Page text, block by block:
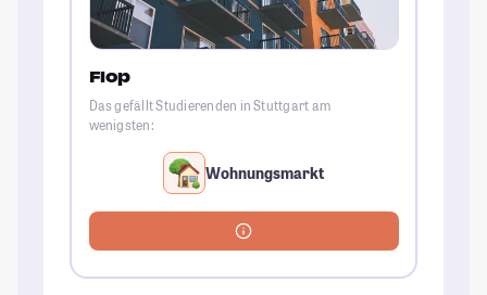
Flop
Das gefällt Studierenden in Stuttgart am
wenigsten:
Wohnungsmarkt